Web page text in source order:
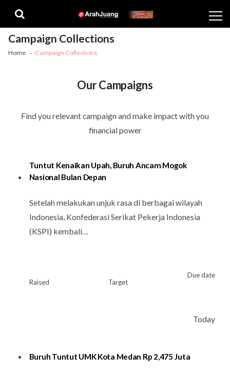
navigation
content
Campaign Collections
Home Campaign Collections
Our Campaigns
Find you relevant campaign and make impact with you
financial power
Tuntut Kenaikan Upah, Buruh Ancam Mogok
Nasional Bulan Depan
Setelah melakukan unjuk rasa di berbagai wilayah
Indonesia, Konfederasi Serikat Pekerja Indonesia
(KSPI) kembali…
Raised Target
Due date
Today
Buruh Tuntut UMK Kota Medan Rp 2,475 Juta